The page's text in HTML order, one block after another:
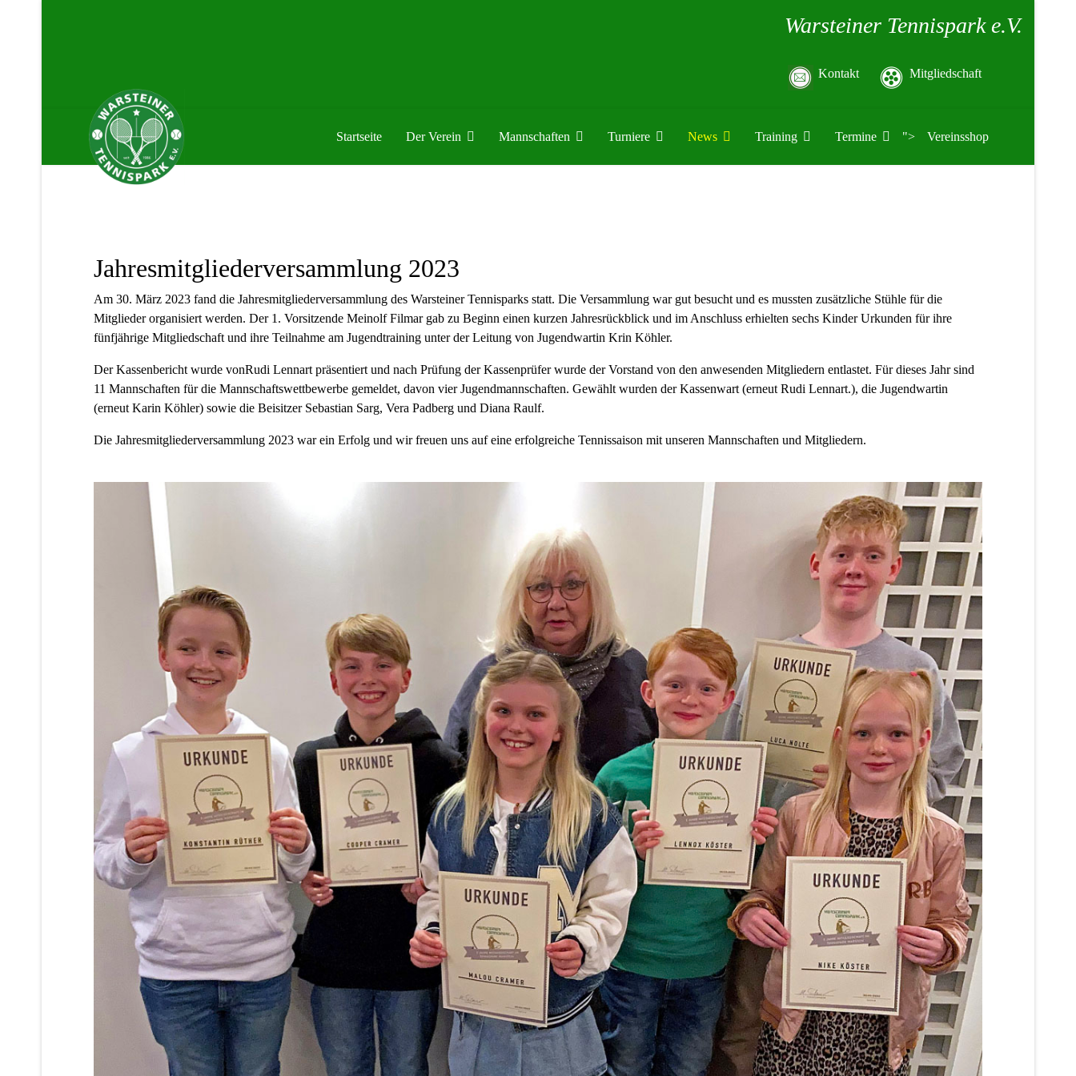
Warsteiner Tennispark e.V.
Kontakt Mitgliedschaft
Startseite Der Verein Mannschaften Turniere News Training Termine "> Vereinsshop
Jahresmitgliederversammlung 2023
Am 30. März 2023 fand die Jahresmitgliederversammlung des Warsteiner Tennisparks statt. Die Versammlung war gut besucht und es mussten zusätzliche Stühle für die
Mitglieder organisiert werden. Der 1. Vorsitzende Meinolf Filmar gab zu Beginn einen kurzen Jahresrückblick und im Anschluss erhielten sechs Kinder Urkunden für ihre
fünfjährige Mitgliedschaft und ihre Teilnahme am Jugendtraining unter der Leitung von Jugendwartin Krin Köhler.
Der Kassenbericht wurde vonRudi Lennart präsentiert und nach Prüfung der Kassenprüfer wurde der Vorstand von den anwesenden Mitgliedern entlastet. Für dieses Jahr sind
11 Mannschaften für die Mannschaftswettbewerbe gemeldet, davon vier Jugendmannschaften. Gewählt wurden der Kassenwart (erneut Rudi Lennart.), die Jugendwartin
(erneut Karin Köhler) sowie die Beisitzer Sebastian Sarg, Vera Padberg und Diana Raulf.
Die Jahresmitgliederversammlung 2023 war ein Erfolg und wir freuen uns auf eine erfolgreiche Tennissaison mit unseren Mannschaften und Mitgliedern.